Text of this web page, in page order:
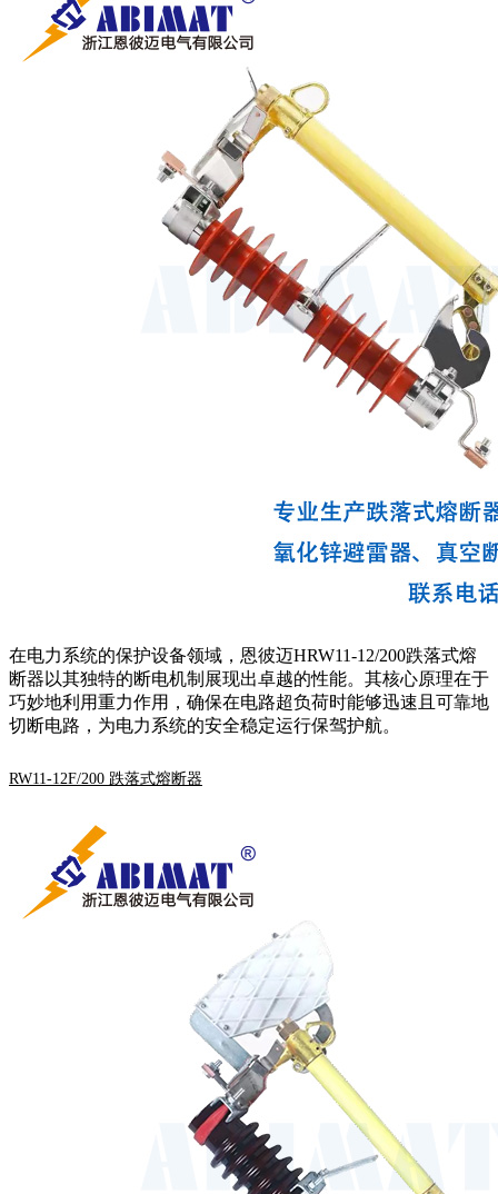
在电力系统的保护设备领域，恩彼迈HRW11-12/200跌落式熔
断器以其独特的断电机制展现出卓越的性能。其核心原理在于
巧妙地利用重力作用，确保在电路超负荷时能够迅速且可靠地
切断电路，为电力系统的安全稳定运行保驾护航。
RW11-12F/200 跌落式熔断器